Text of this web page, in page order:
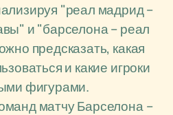
"реал мадрид –
и "барселона – реал
предсказать, какая
и какие игроки
фигурами.
матчу Барселона –